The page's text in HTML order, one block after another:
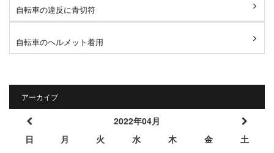
自転車の違反に青切符
自転車のヘルメット着用
アーカイブ
2022年04月
日
月 火 水 木 金
土